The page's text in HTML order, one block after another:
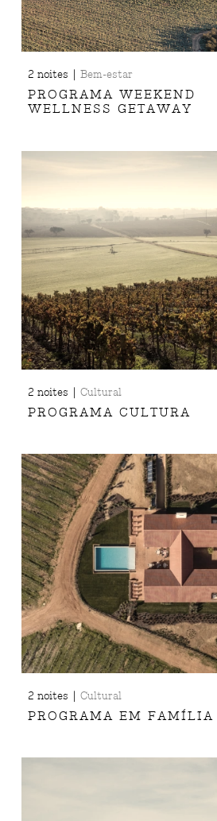
2 noites |Bem-estar
PROGRAMA WEEKEND
WELLNESS GETAWAY
2 noites |Cultural
PROGRAMA CULTURA
2 noites |Cultural
PROGRAMA EM FAMÍLIA